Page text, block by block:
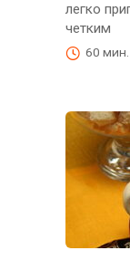
легко
четким
60 мин.